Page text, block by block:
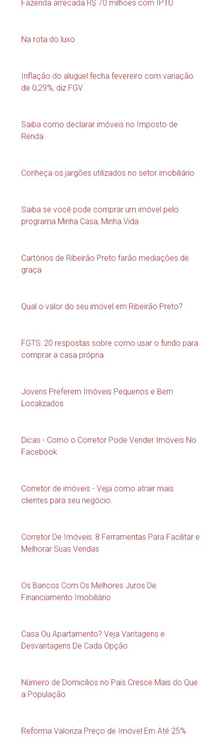
Fazenda arrecada R$ 70 milhões com IPTU
Na rota do luxo
Inflação do aluguel fecha fevereiro com variação
de 0,29%, diz FGV
Saiba como declarar imóveis no Imposto de
Renda
Conheça os jargões utilizados no setor imobiliário
Saiba se você pode comprar um imóvel pelo
programa Minha Casa, Minha Vida
Cartórios de Ribeirão Preto farão mediações de
graça
Qual o valor do seu imóvel em Ribeirão Preto?
FGTS: 20 respostas sobre como usar o fundo para
comprar a casa própria
Jovens Preferem Imóveis Pequenos e Bem
Localizados
Dicas - Como o Corretor Pode Vender Imóveis No
Facebook
Corretor de imóveis - Veja como atrair mais
clientes para seu negócio.
Corretor De Imóveis: 8 Ferramentas Para Facilitar e
Melhorar Suas Vendas
Os Bancos Com Os Melhores Juros De
Financiamento Imobiliário
Casa Ou Apartamento? Veja Vantagens e
Desvantagens De Cada Opção
Número de Domicílios no País Cresce Mais do Que
a População
Reforma Valoriza Preço de Imóvel Em Até 25%